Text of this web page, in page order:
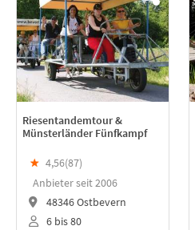
Riesentandemtour &
Münsterländer Fünfkampf
★ 4,56(87)
Anbieter seit 2006
48346 Ostbevern
6 bis 80